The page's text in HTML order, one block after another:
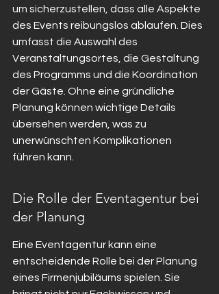
um sicherzustellen, dass alle Aspekte
des Events reibungslos ablaufen. Dies
umfasst die Auswahl des
Veranstaltungsortes, die Gestaltung
des Programms und die Koordination
der Gäste. Ohne eine gründliche
Planung können wichtige Details
übersehen werden, was zu
unerwünschten Komplikationen
führen kann.
Die Rolle der Eventagentur bei
der Planung
Eine Eventagentur kann eine
entscheidende Rolle bei der Planung
eines Firmenjubiläums spielen. Sie